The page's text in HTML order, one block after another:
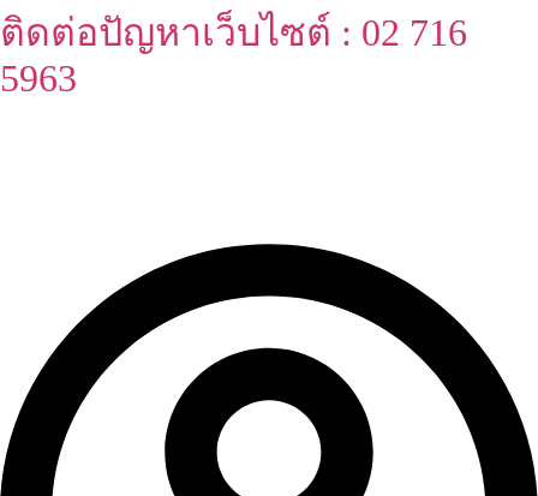
Skip
to
content
ติดต่อปัญหาเว็บไซต์ : 02 716
5963